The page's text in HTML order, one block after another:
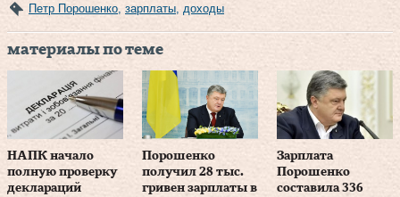
Петр Порошенко зарплаты доходы
материалы по теме
НАПК начало
полную проверку
деклараций
Порошенко
получил 28 тыс.
гривен зарплаты в
Зарплата
Порошенко
составила 336